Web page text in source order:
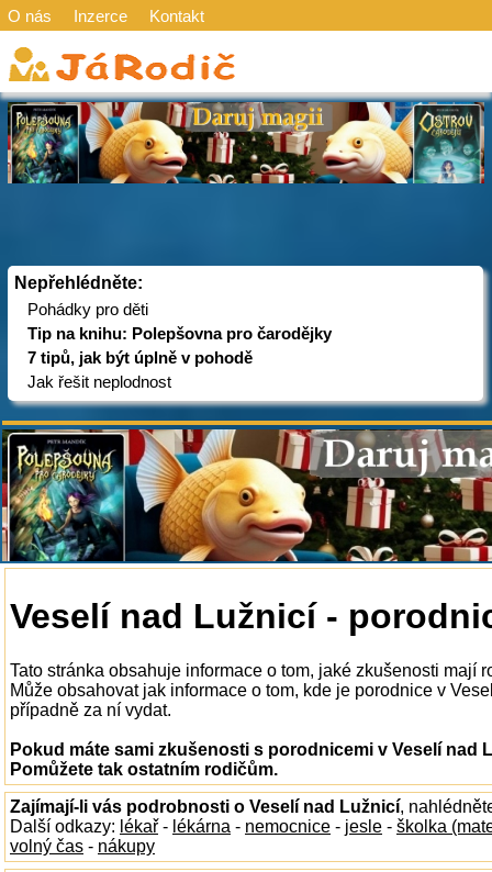
O nás Inzerce Kontakt
Nepřehlédněte:
Pohádky pro děti
Tip na knihu: Polepšovna pro čarodějky
7 tipů, jak být úplně v pohodě
Jak řešit neplodnost
Veselí nad Lužnicí -
Tato stránka obsahuje informace o tom, jaké zkušenosti mají
Může obsahovat jak informace o tom, kde je porodnice v
případně za ní vydat.
Pokud máte sami zkušenosti s porodnicemi v Veselí nad
Pomůžete tak ostatním rodičům.
Zajímají-li vás podrobnosti o Veselí nad Lužnicí,
Další odkazy: lékař - lékárna - nemocnice - jesle - školka
volný čas - nákupy